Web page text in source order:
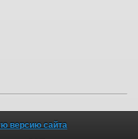
версию сайта